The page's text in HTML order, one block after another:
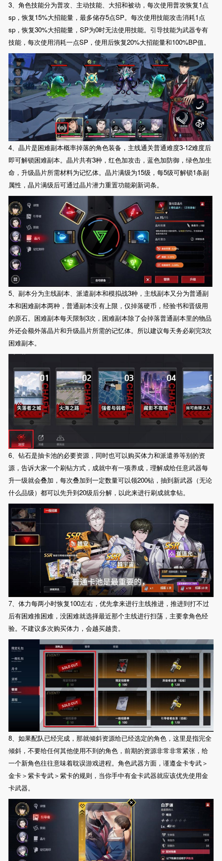
3、角色技能分为普攻、主动技能、大招和被动，每次使用普攻恢复1点
sp，恢复15%大招能量，最多储存5点SP。每次使用技能攻击消耗1点
sp，恢复30%大招能量，SP为0时无法使用技能。引导技能为武器专有
技能，每次使用消耗一点SP，使用后恢复20%大招能量和100%BP值。
4、晶片是困难副本概率掉落的角色装备，主线通关普通难度3-12难度后
即可解锁困难副本。晶片共有3种，红色加攻击，蓝色加防御，绿色加生
命，升级晶片所需材料为记忆体。晶片满级为15级，每5级可解锁1条副
属性，晶片满级后可通过晶片潜力重置功能刷新词条。
5、副本分为主线副本、派遣副本和模拟战3种，主线副本又分为普通副
本和困难副本两种，普通副本没有上限，仅掉落硬币，经验书和晋级用
的原石。困难副本每天限制3次，困难副本除了会掉落普通副本里的物品
外还会额外落晶片和升级晶片所需的记忆体。所以建议每天务必刷完3次
困难副本。
6、钻石是抽卡池的必要资源，同时也可以购买体力和派遣券等别的资
源，告诉大家一个刷钻方式，成就中有一项养成，理解成给任意武器每
升一级就会叠加，每次叠加到一定数量可以领200钻，抽到新武器（无论
什么品级）都可以先升到20级后分解，以此来进行刷成就拿钻。
7、体力每两小时恢复100左右，优先拿来进行主线推进，推进到打不过
后有困难推困难，没困难就选择最近那个主线进行扫荡，主要拿角色经
验。不建议多次购买体力，会越买越贵。
8、如果配队已经完成，那就倾斜资源给已经选定的角色，这里是指完全
倾斜，不要给任何其他使用不到的角色，前期的资源非常非常紧张，给
一个新角色往往意味着耽误游戏进程。角色武器方面，谨遵金卡专武＞
金卡＞紫卡专武＞紫卡的规则，当你手中有金卡武器就应该优先使用金
卡武器。